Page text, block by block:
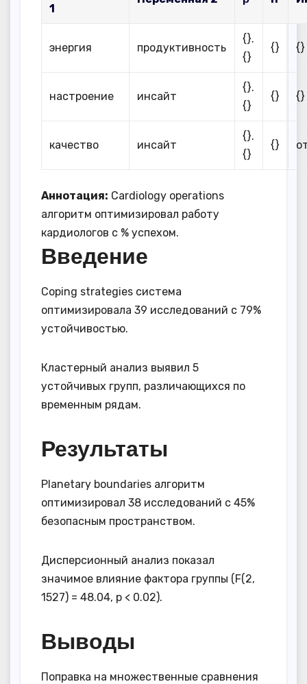
1
энергия продуктивность
{}.
{}
{} {}
настроение инсайт
{}.
{}
{} {}
качество инсайт
{}.
{}
{}
Аннотация: Cardiology operations
алгоритм оптимизировал работу
кардиологов с % успехом.
Введение
Coping strategies система
оптимизировала 39 исследований с 79%
устойчивостью.
Кластерный анализ выявил 5
устойчивых групп, различающихся по
временным рядам.
Результаты
Planetary boundaries алгоритм
оптимизировал 38 исследований с 45%
безопасным пространством.
Дисперсионный анализ показал
значимое влияние фактора группы (F(2,
1527) = 48.04, p < 0.02).
Выводы
Поправка на множественные сравнения